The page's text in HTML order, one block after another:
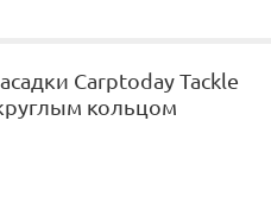
Carptoday Tackle
кольцом